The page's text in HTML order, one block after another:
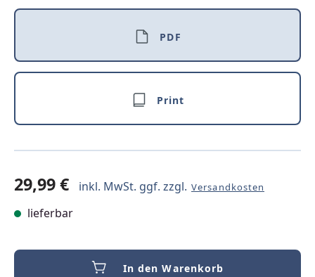
PDF
Print
29,99 € inkl. MwSt. ggf. zzgl. Versandkosten
lieferbar
In den Warenkorb